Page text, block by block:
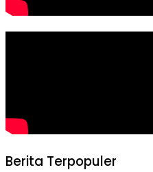
Berita Terpopuler